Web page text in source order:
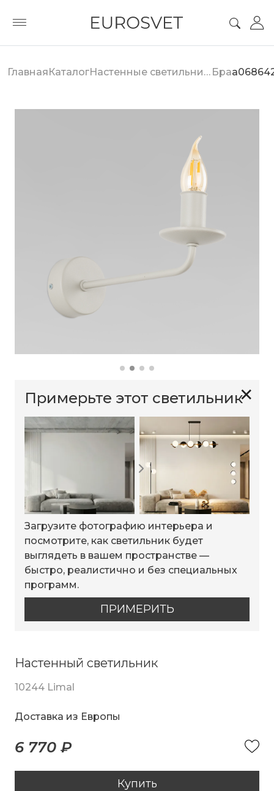
ГлавнаяКаталог Настенные светильники Бра
✕
Примерьте этот светильник
Загрузите фотографию интерьера и
посмотрите, как светильник будет
выглядеть в вашем пространстве —
быстро, реалистично и без специальных
программ.
ПРИМЕРИТЬ
Настенный светильник
10244 Limal
Доставка из Европы
6 770 ₽
Купить